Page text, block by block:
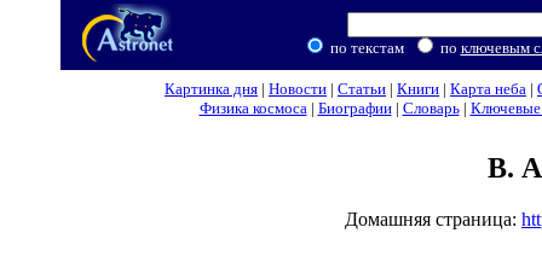
по текстам по ключевым
Картинка дня | Новости | Статьи | Книги | Карта неба |
Физика космоса| Биографии| Словарь| Ключевые
В.
Домашняя страница: